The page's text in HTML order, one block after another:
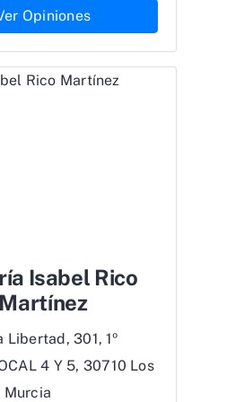
Opiniones
Isabel Rico
Martínez
Libertad, 301, 1º
4 Y 5, 30710 Los
Murcia